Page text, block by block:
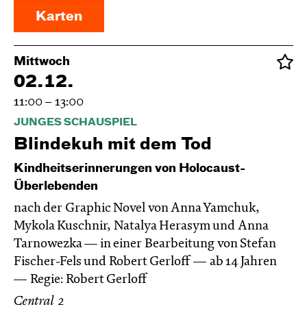
Karten
Mittwoch
02.12.
11:00 – 13:00
JUNGES SCHAUSPIEL
Blinde­kuh mit dem Tod
Kindheitserinnerungen von Holocaust-
Überlebenden
nach der Graphic Novel von Anna Yamchuk,
Mykola Kuschnir, Natalya Herasym und Anna
Tarnowezka — in einer Bearbeitung von Stefan
Fischer-Fels und Robert Gerloff
ab 14 Jahren
Regie: Robert Gerloff
Central 2